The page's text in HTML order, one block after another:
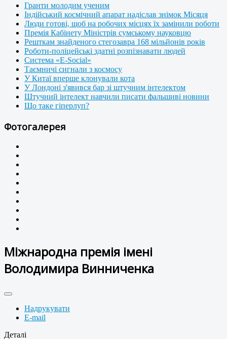
Гранти молодим ученим
Індійський космічний апарат надіслав знімок Місяця
Люди готові, щоб на робочих місцях їх замінили роботи
Премія Кабінету Міністрів сумському науковцю
Решткам знайденого стегозавра 168 мільйонів років
Роботи-поліцейські здатні розпізнавати людей
Система «E-Social»
Таємничі сигнали з космосу
У Китаї вперше клонували кота
У Лондоні з'явився бар зі штучним інтелектом
Штучний інтелект навчили писати фальшиві новини
Що таке гіперлуп?
Фотогалерея
Міжнародна премія імені
Володимира Винниченка
Надрукувати
E-mail
Деталі